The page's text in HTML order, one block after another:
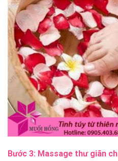
Bước 3: Massage thư giãn